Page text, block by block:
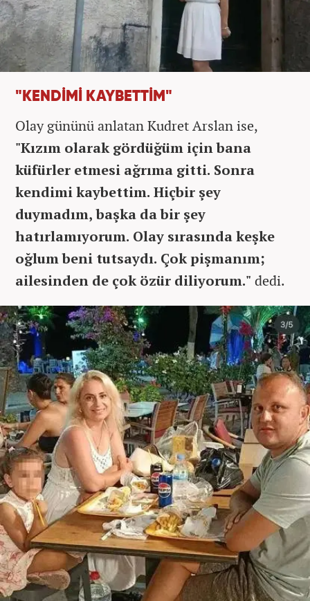
"KENDİMİ KAYBETTİM"
Olay gününü anlatan Kudret Arslan ise,
"Kızım olarak gördüğüm için bana
küfürler etmesi ağrıma gitti. Sonra
kendimi kaybettim. Hiçbir şey
duymadım, başka da bir şey
hatırlamıyorum. Olay sırasında keşke
oğlum beni tutsaydı. Çok pişmanım;
ailesinden de çok özür diliyorum." dedi.